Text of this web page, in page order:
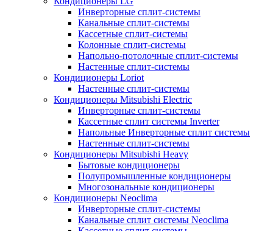
Инверторные сплит-системы
Канальные сплит-системы
Кассетные сплит-системы
Колонные сплит-системы
Напольно-потолочные сплит-системы
Настенные сплит-системы
Кондиционеры Loriot
Настенные сплит-системы
Кондиционеры Mitsubishi Electric
Инверторные сплит-системы
Кассетные сплит системы Inverter
Напольные Инверторные сплит системы
Настенные сплит-системы
Кондиционеры Mitsubishi Heavy
Бытовые кондиционеры
Полупромышленные кондиционеры
Многозональные кондиционеры
Кондиционеры Neoclima
Инверторные сплит-системы
Канальные сплит системы Neoclima